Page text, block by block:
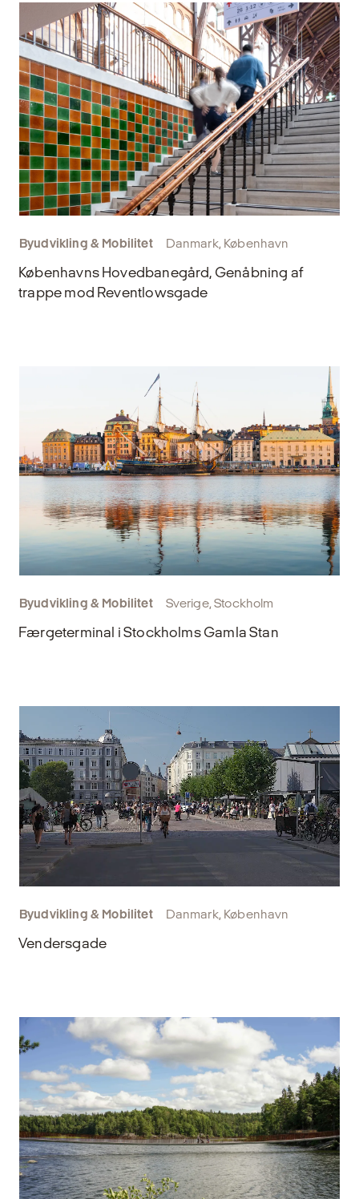
Byudvikling & Mobilitet Danmark, København
Københavns Hovedbanegård, Genåbning af
trappe mod Reventlowsgade
Byudvikling & Mobilitet Sverige, Stockholm
Færgeterminal i Stockholms Gamla Stan
Byudvikling & Mobilitet Danmark, København
Vendersgade